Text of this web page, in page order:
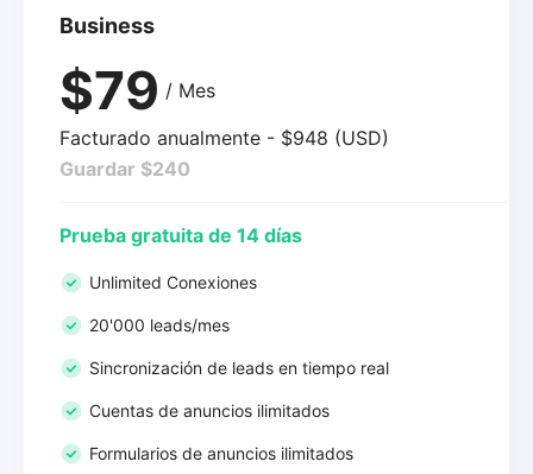
Business
$79 / Mes
Facturado anualmente - $948 (USD)
Guardar $240
Prueba gratuita de 14 días
Unlimited Conexiones
20'000 leads/mes
Sincronización de leads en tiempo real
Cuentas de anuncios ilimitados
Formularios de anuncios ilimitados